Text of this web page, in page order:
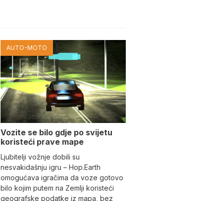
AUTO-MOTO
Vozite se bilo gdje po svijetu
koristeći prave mape
Ljubitelji vožnje dobili su
nesvakidašnju igru – Hop.Earth
omogućava igračima da voze gotovo
bilo kojim putem na Zemlji koristeći
geografske podatke iz mapa, bez